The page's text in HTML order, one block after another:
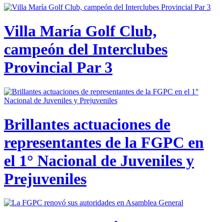
Villa María Golf Club,
campeón del Interclubes
Provincial Par 3
Brillantes actuaciones de
representantes de la FGPC en
el 1° Nacional de Juveniles y
Prejuveniles